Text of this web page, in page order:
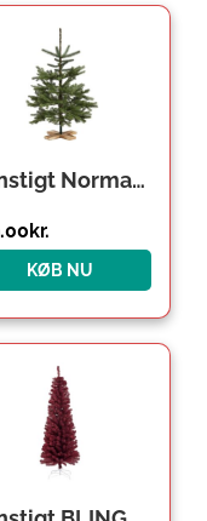
Kunstigt Normann Juletræ 100 x 65 cm
kr.
KØB NU